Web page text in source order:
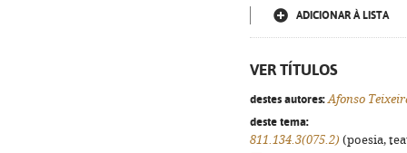
ADICIONAR À LISTA
VER TÍTULOS
destes autores: Afonso
deste tema:
811.134.3(075.2) (poesia,